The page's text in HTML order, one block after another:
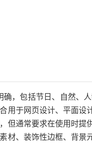
，包括节日、自然、
用于网页设计、平面设
但通常要求在使用时提
材、装饰性边框、背景